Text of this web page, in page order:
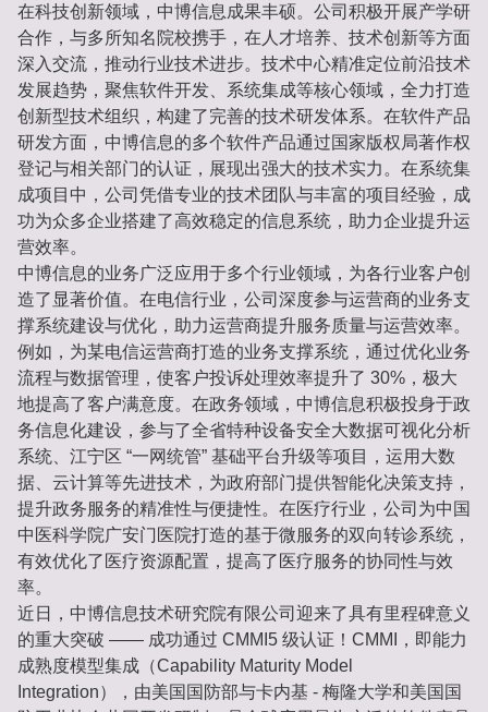
在科技创新领域，中博信息成果丰硕。公司积极开展产学研
合作，与多所知名院校携手，在人才培养、技术创新等方面
深入交流，推动行业技术进步。技术中心精准定位前沿技术
发展趋势，聚焦软件开发、系统集成等核心领域，全力打造
创新型技术组织，构建了完善的技术研发体系。在软件产品
研发方面，中博信息的多个软件产品通过国家版权局著作权
登记与相关部门的认证，展现出强大的技术实力。在系统集
成项目中，公司凭借专业的技术团队与丰富的项目经验，成
功为众多企业搭建了高效稳定的信息系统，助力企业提升运
营效率。
中博信息的业务广泛应用于多个行业领域，为各行业客户创
造了显著价值。在电信行业，公司深度参与运营商的业务支
撑系统建设与优化，助力运营商提升服务质量与运营效率。
例如，为某电信运营商打造的业务支撑系统，通过优化业务
流程与数据管理，使客户投诉处理效率提升了 30%，极大
地提高了客户满意度。在政务领域，中博信息积极投身于政
务信息化建设，参与了全省特种设备安全大数据可视化分析
系统、江宁区 “一网统管” 基础平台升级等项目，运用大数
据、云计算等先进技术，为政府部门提供智能化决策支持，
提升政务服务的精准性与便捷性。在医疗行业，公司为中国
中医科学院广安门医院打造的基于微服务的双向转诊系统，
有效优化了医疗资源配置，提高了医疗服务的协同性与效
率。
近日，中博信息技术研究院有限公司迎来了具有里程碑意义
的重大突破 —— 成功通过 CMMI5 级认证！CMMI，即能力
成熟度模型集成（Capability Maturity Model
Integration），由美国国防部与卡内基 - 梅隆大学和美国国